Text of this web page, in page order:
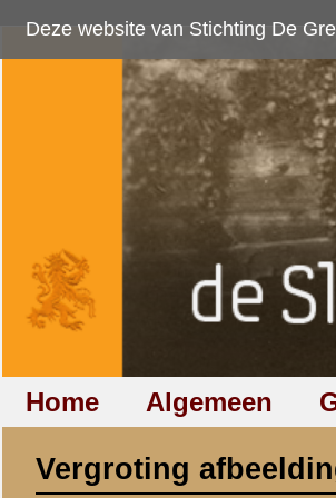
Deze website van Stichting De Greb gebruikt cookies
Home Grebbeberg
Vergroting afbeelding